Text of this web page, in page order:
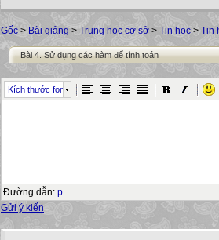
Gốc > Bài giảng > Trung học cơ sở > Tin học > Tin
Bài 4. Sử dụng các hàm để tính toán
Kích thước font
Đường dẫn: p
Gửi ý kiến